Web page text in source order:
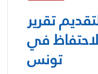
تقرير
في
تونس